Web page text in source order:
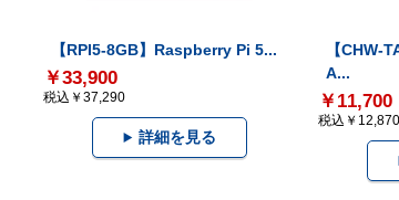
【RPI5-8GB】Raspberry Pi 5...
￥33,900
税込￥37,290
詳細を見る
【CHW-
A...
￥11,700
税込￥12,870